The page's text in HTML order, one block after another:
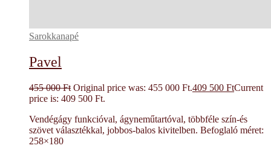
Sarokkanapé
Pavel
455 000Ft Original price was: 455 000 Ft.409 500 FtCurrent
price is: 409 500 Ft.
Vendégágy funkcióval, ágyneműtartóval, többféle szín-és
szövet választékkal, jobbos-balos kivitelben. Befoglaló méret:
258×180